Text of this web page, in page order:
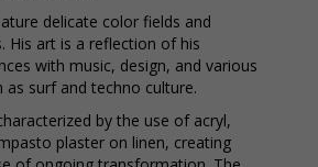
delicate color fields and
His art is a reflection of his
with music, design, and various
as surf and techno culture.
by the use of acryl,
plaster on linen, creating